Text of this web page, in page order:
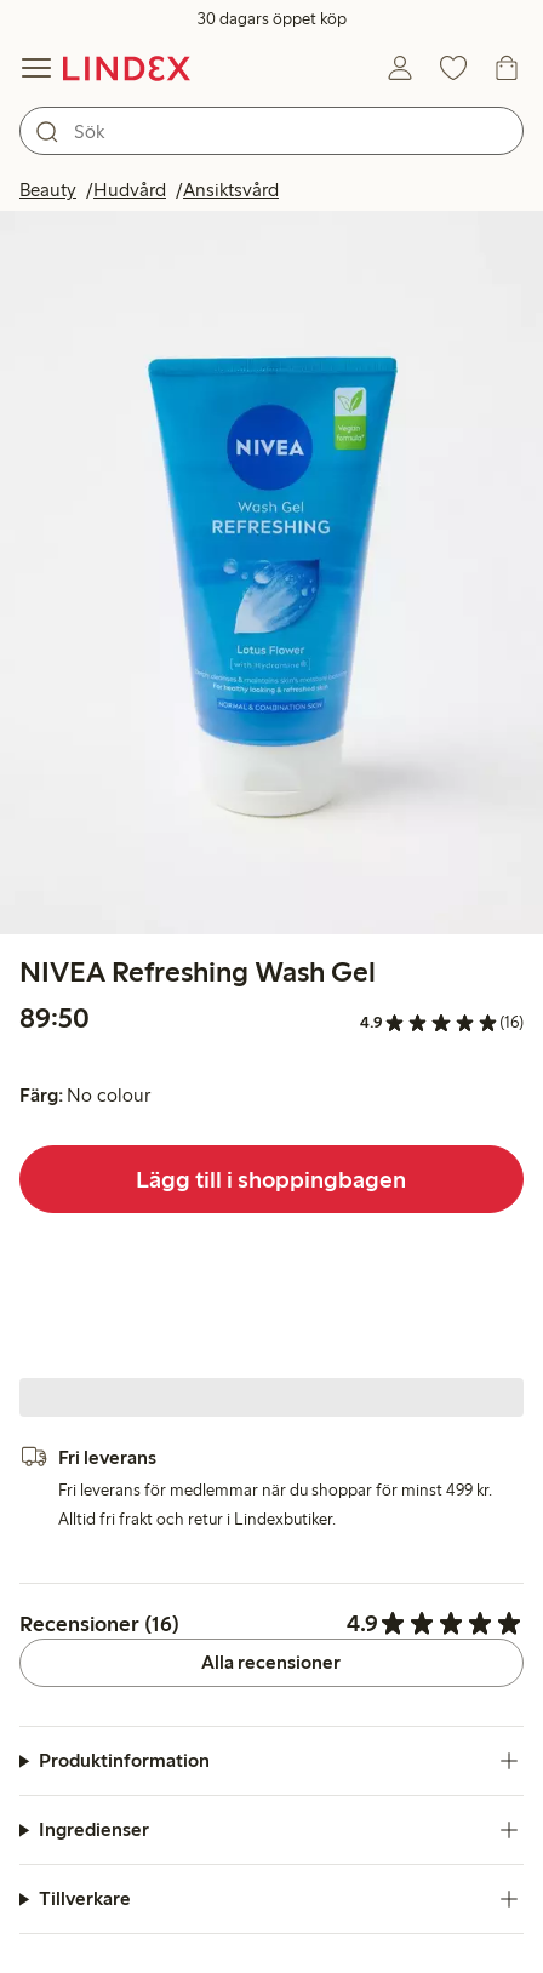
30 dagars öppet köp
Beauty Hudvård Ansiktsvård
NIVEA Refreshing Wash Gel
89:50
4.9 (16)
Färg: No colour
Lägg till i shoppingbagen
Fri leverans
Fri leverans för medlemmar när du shoppar för minst 499 kr.
Alltid fri frakt och retur i Lindexbutiker.
Recensioner (16) 4.9
Alla recensioner
Produktinformation
Ingredienser
Tillverkare